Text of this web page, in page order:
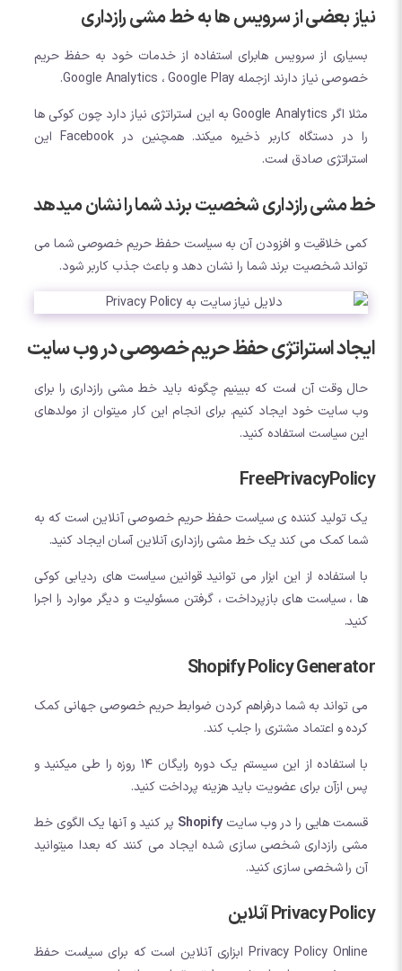
نیاز بعضی از سرویس ها به خط مشی رازداری
بسیاری از سرویس هابرای استفاده از خدمات خود به حفظ حریم
خصوصی نیاز دارند ازجمله Google Analytics ، Google Play.
مثلا اگر Google Analytics به این استراتژی نیاز دارد چون کوکی ها
را در دستگاه کاربر ذخیره میکند. همچنین در Facebook این
استراتژی صادق است.
خط مشی رازداری شخصیت برند شما را نشان میدهد
کمی خلاقیت و افزودن آن به سیاست حفظ حریم خصوصی شما می
تواند شخصیت برند شما را نشان دهد و باعث جذب کاربر شود.
ایجاد استراتژی حفظ حریم خصوصی در وب سایت
حال وقت آن است که ببینیم چگونه باید خط مشی رازداری را برای
وب سایت خود ایجاد کنیم. برای انجام این کار میتوان از مولدهای
این سیاست استفاده کنید.
FreePrivacyPolicy
یک تولید کننده ی سیاست حفظ حریم خصوصی آنلاین است که به
شما کمک می کند یک خط مشی رازداری آنلاین آسان ایجاد کنید.
با استفاده از این ابزار می توانید قوانین سیاست های ردیابی کوکی
ها ، سیاست های بازپرداخت ، گرفتن مسئولیت و دیگر موارد را اجرا
کنید.
Shopify Policy Generator
می تواند به شما درفراهم کردن ضوابط حریم خصوصی جهانی کمک
کرده و اعتماد مشتری را جلب کند.
با استفاده از این سیستم یک دوره رایگان 14 روزه را طی میکنید و
پس ازآن برای عضویت باید هزینه پرداخت کنید.
قسمت هایی را در وب سایت Shopify پر کنید و آنها یک الگوی خط
مشی رازداری شخصی سازی شده ایجاد می کنند که بعدا میتوانید
آن را شخصی سازی کنید.
Privacy Policy آنلاین
Privacy Policy Online ابزاری آنلاین است که برای سیاست حفظ